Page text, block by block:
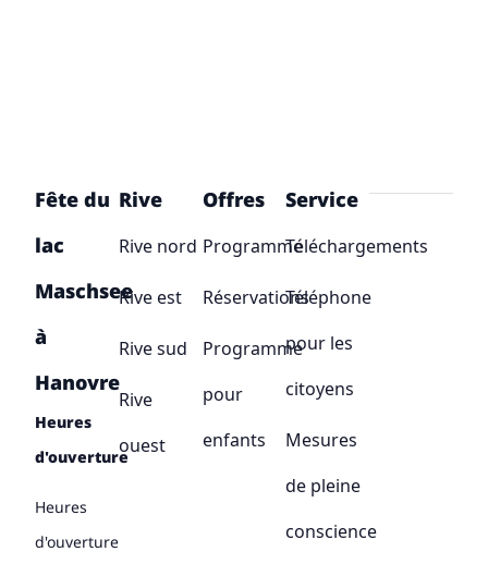
Fête du
lac
Maschsee
à
Hanovre
Heures
d'ouverture
Heures
d'ouverture
Rive
Rive nord
Rive est
Rive sud
Rive
ouest
Offres
Programme
Réservations
Programme
pour
enfants
Service
Téléchargements
Téléphone
pour les
citoyens
Mesures
de pleine
conscience